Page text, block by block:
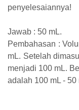
penyelesaiannya!
Jawab : 50 mL.
Pembahasan :
mL. Setelah
menjadi 100 mL.
adalah 100 mL - 50